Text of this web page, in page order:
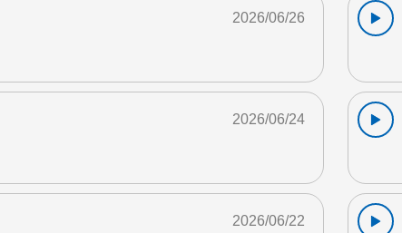
2026/06/26
2026/06/24
2026/06/22